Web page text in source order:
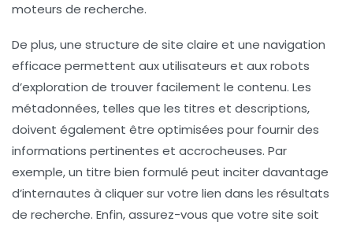
moteurs de recherche.
De plus, une structure de site claire et une navigation
efficace permettent aux utilisateurs et aux robots
d’exploration de trouver facilement le contenu. Les
métadonnées, telles que les titres et descriptions,
doivent également être optimisées pour fournir des
informations pertinentes et accrocheuses. Par
exemple, un titre bien formulé peut inciter davantage
d’internautes à cliquer sur votre lien dans les résultats
de recherche. Enfin, assurez-vous que votre site soit